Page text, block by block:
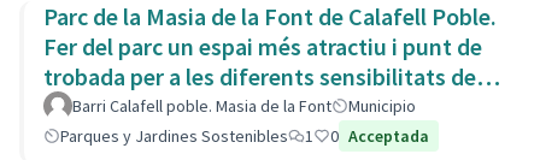
Parc de la Masia de la Font de Calafell Poble.
Fer del parc un espai més atractiu i punt de
trobada per a les diferents sensibilitats del
barri.Barri Calafell poble. Masia de la Font
Municipio
Parques y Jardines Sostenibles
1 0 Acceptada